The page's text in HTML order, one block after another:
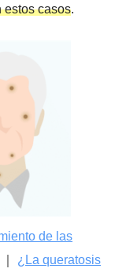
estos casos.
de las
¿La queratosis